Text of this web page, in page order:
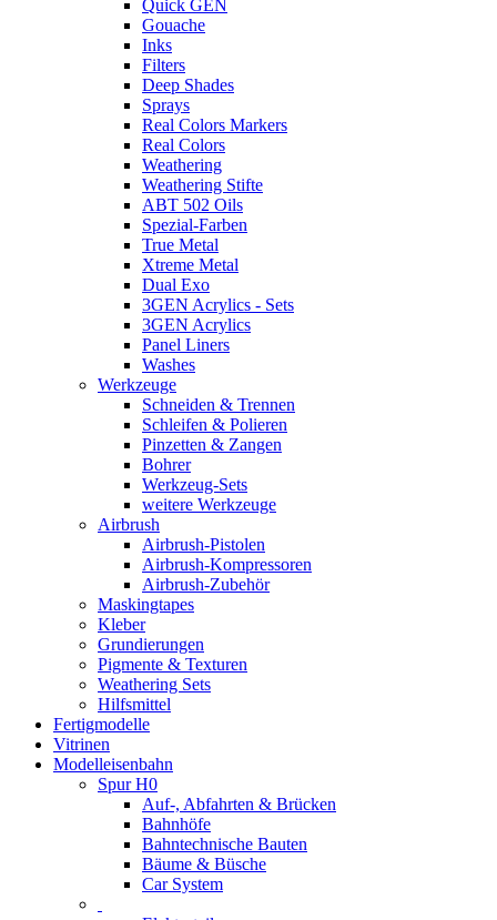
Quick GEN
Gouache
Inks
Filters
Deep Shades
Sprays
Real Colors Markers
Real Colors
Weathering
Weathering Stifte
ABT 502 Oils
Spezial-Farben
True Metal
Xtreme Metal
Dual Exo
3GEN Acrylics - Sets
3GEN Acrylics
Panel Liners
Washes
Werkzeuge
Schneiden & Trennen
Schleifen & Polieren
Pinzetten & Zangen
Bohrer
Werkzeug-Sets
weitere Werkzeuge
Airbrush
Airbrush-Pistolen
Airbrush-Kompressoren
Airbrush-Zubehör
Maskingtapes
Kleber
Grundierungen
Pigmente & Texturen
Weathering Sets
Hilfsmittel
Fertigmodelle
Vitrinen
Modelleisenbahn
Spur H0
Auf-, Abfahrten & Brücken
Bahnhöfe
Bahntechnische Bauten
Bäume & Büsche
Car System